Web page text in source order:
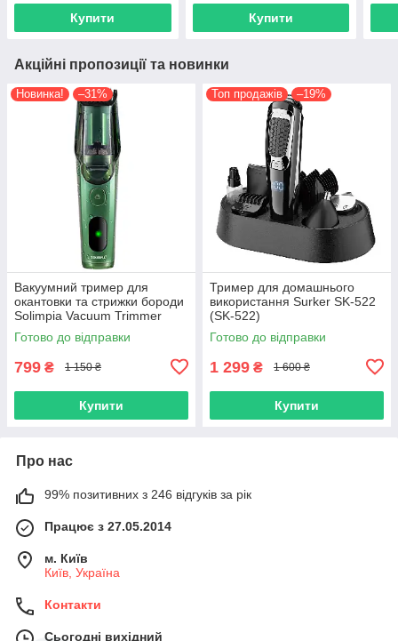
Купити Купити
Акційні пропозиції та новинки
Новинка! –31%
Вакуумний тример для
окантовки та стрижки бороди
Solimpia Vacuum Trimmer
Green (HT-6108-GN)
Готово до відправки
799 ₴ 1 150 ₴
Купити
Топ продажів –19%
Тример для домашнього
використання Surker SK-522
(SK-522)
Готово до відправки
1 299 ₴ 1 600 ₴
Купити
Про нас
99% позитивних з 246 відгуків за рік
Працює з 27.05.2014
м. Київ
Київ, Україна
Контакти
Сьогодні вихідний